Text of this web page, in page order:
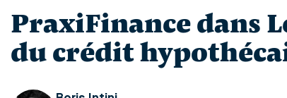
PraxiFinance dans
du crédit